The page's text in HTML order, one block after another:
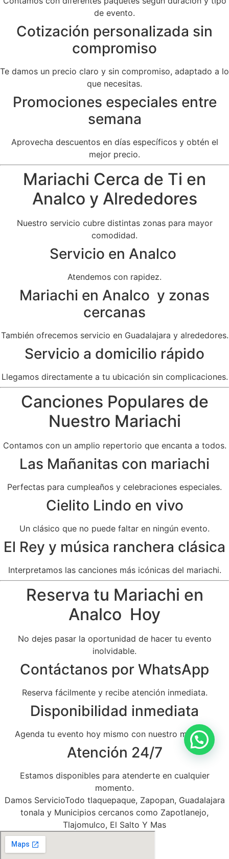
de evento.
Cotización personalizada sin
compromiso
Te damos un precio claro y sin compromiso, adaptado a lo
que necesitas.
Promociones especiales entre
semana
Aprovecha descuentos en días específicos y obtén el
mejor precio.
Mariachi Cerca de Ti en
Analco y Alrededores
Nuestro servicio cubre distintas zonas para mayor
comodidad.
Servicio en Analco
Atendemos con rapidez.
Mariachi en Analco y zonas
cercanas
También ofrecemos servicio en Guadalajara y alrededores.
Servicio a domicilio rápido
Llegamos directamente a tu ubicación sin complicaciones.
Canciones Populares de
Nuestro Mariachi
Contamos con un amplio repertorio que encanta a todos.
Las Mañanitas con mariachi
Perfectas para cumpleaños y celebraciones especiales.
Cielito Lindo en vivo
Un clásico que no puede faltar en ningún evento.
El Rey y música ranchera clásica
Interpretamos las canciones más icónicas del mariachi.
Reserva tu Mariachi en
Analco Hoy
No dejes pasar la oportunidad de hacer tu evento
inolvidable.
Contáctanos por WhatsApp
Reserva fácilmente y recibe atención inmediata.
Disponibilidad inmediata
Agenda tu evento hoy mismo con nuestro mariachi.
Atención 24/7
Estamos disponibles para atenderte en cualquier
momento.
Damos ServicioTodo tlaquepaque, Zapopan, Guadalajara
tonala y Municipios cercanos como Zapotlanejo,
Tlajomulco, El Salto Y Mas